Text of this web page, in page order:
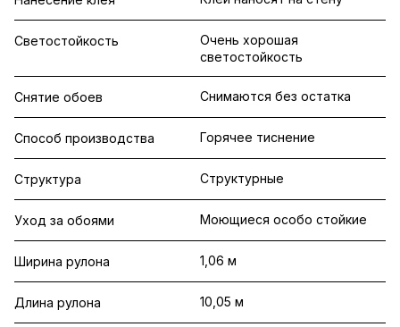
Светостойкость
Очень хорошая
светостойкость
Снятие обоев Снимаются без остатка
Способ производства Горячее тиснение
Структура Структурные
Уход за обоями Моющиеся особо стойкие
Ширина рулона 1,06 м
Длина рулона 10,05 м